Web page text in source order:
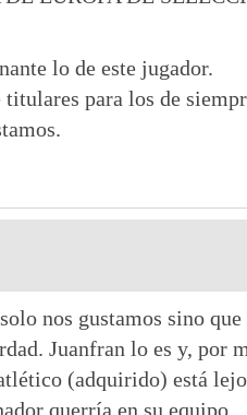
lo de este jugador.
para los de
nos gustamos sino
Juanfran lo es y, por
(adquirido) está
querría en su equipo.